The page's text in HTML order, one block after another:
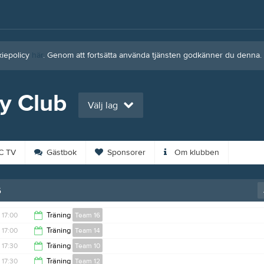
här. Genom att fortsätta använda tjänsten godkänner du denna.
Club Välj lag
TV Gästbok Sponsorer Om klubben
17:00 Träning Team 16
18:00
17:00 Träning Team 14
18:00
17:30 Träning Team 10
17:30 Träning Team 12